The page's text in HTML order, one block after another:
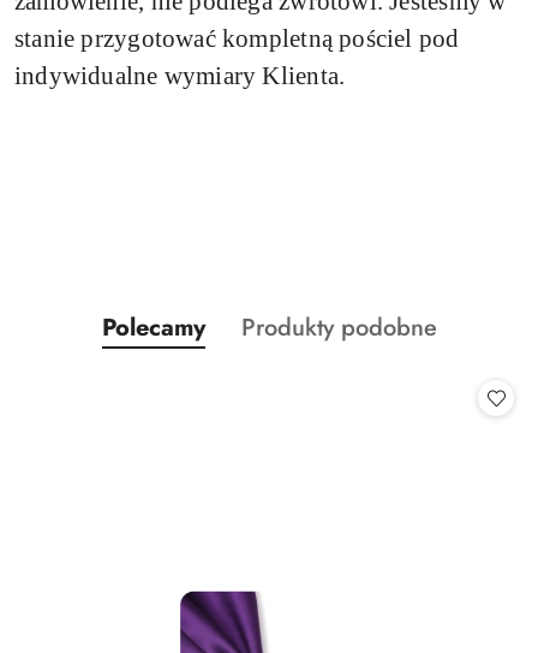
stanie przygotować kompletną pościel pod
indywidualne wymiary Klienta.
Pomiń karuzelę produktów
Produkty
o
Polecamy
Produkty
Produkty podobne